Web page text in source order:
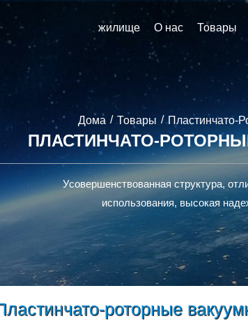
жилище О нас Товары
Дома / Товары / Пластинчато-
ПЛАСТИНЧАТО-
Усовершенствованная структура,
использования, высокая
роторные